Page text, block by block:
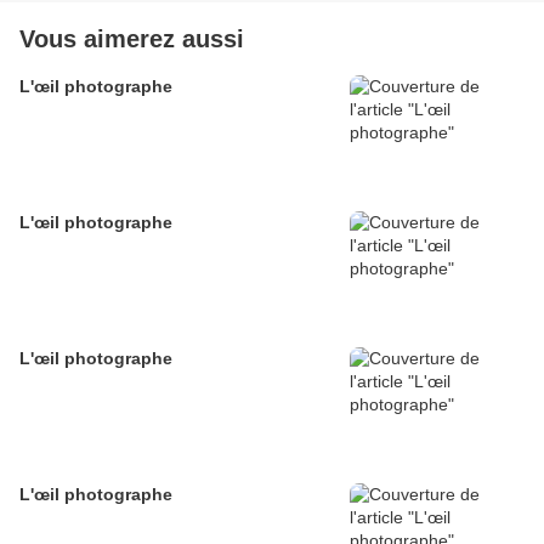
Vous aimerez aussi
L'œil photographe
L'œil photographe
L'œil photographe
L'œil photographe